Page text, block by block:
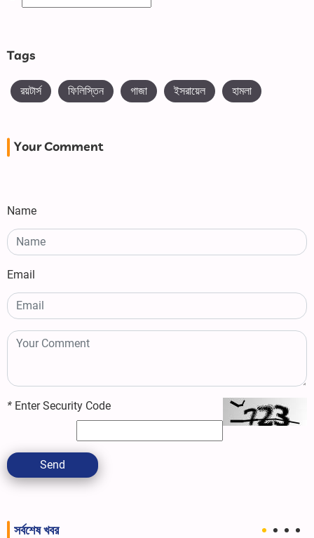
Tags
রয়টার্স ফিলিস্তিন গাজা ইসরায়েল হামলা
Your Comment
Name
Email
* Enter Security Code
Send
সর্বশেষ খবর